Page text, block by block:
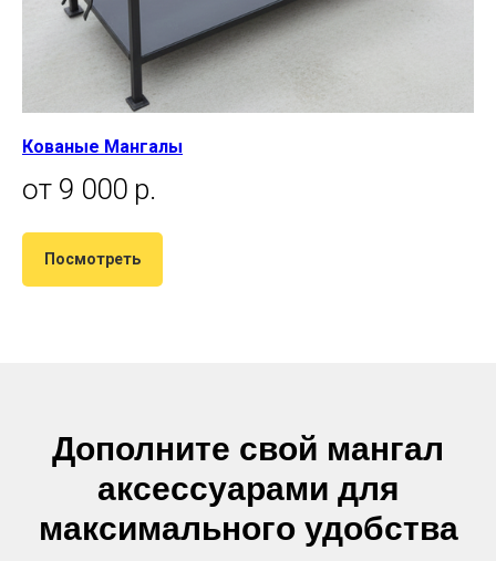
Кованые Мангалы
от 9 000 р.
Посмотреть
Дополните свой мангал
аксессуарами для
максимального удобства